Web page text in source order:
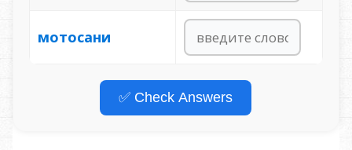
мотосани
✅ Check Answers